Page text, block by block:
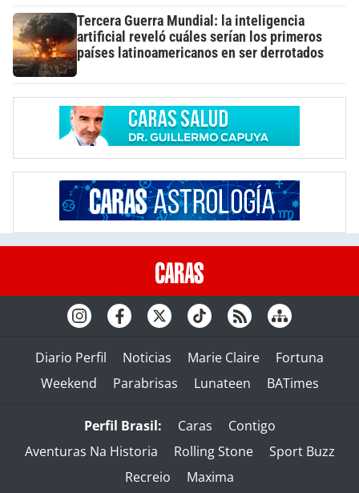
Tercera Guerra Mundial: la inteligencia
artificial reveló cuáles serían los primeros
países latinoamericanos en ser derrotados
Diario Perfil Noticias Marie Claire
Fortuna
Weekend
Parabrisas Lunateen BATimes
Perfil Brasil: Caras
Contigo
Aventuras Na Historia
Rolling Stone
Sport Buzz
Recreio
Maxima